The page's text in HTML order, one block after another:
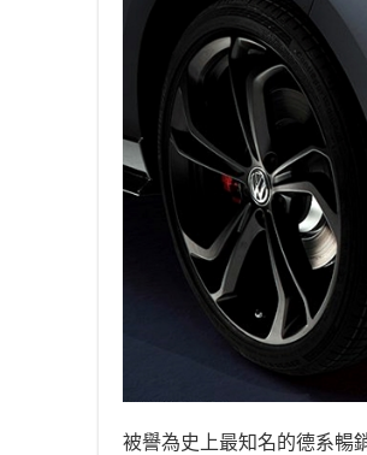
被譽為史上最知名的德系暢